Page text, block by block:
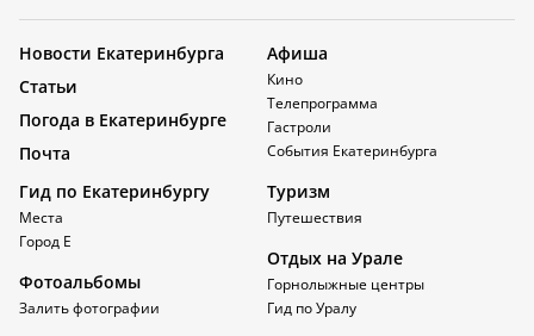
Новости Екатеринбурга
Статьи
Погода в Екатеринбурге
Почта
Афиша
Кино
Телепрограмма
Гастроли
События Екатеринбурга
Гид по Екатеринбургу
Места
Город Е
Фотоальбомы
Залить фотографии
Туризм
Путешествия
Отдых на Урале
Горнолыжные центры
Гид по Уралу